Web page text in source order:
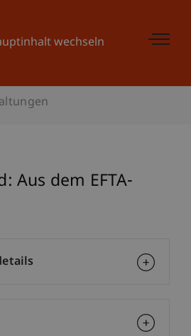
wechseln
Aus dem EFTA-